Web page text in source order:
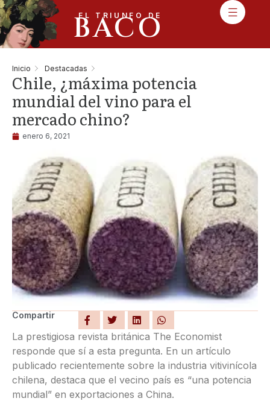
EL TRIUNFO DE
BACO
Inicio Destacadas
Chile, ¿máxima potencia
mundial del vino para el
mercado chino?
enero 6, 2021
Compartir
La prestigiosa revista británica The Economist
responde que sí a esta pregunta. En un artículo
publicado recientemente sobre la industria vitivinícola
chilena, destaca que el vecino país es “una potencia
mundial” en exportaciones a China.